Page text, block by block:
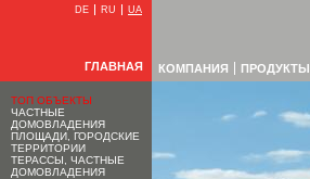
DE RU UA
ГЛАВНАЯ КОМПАНИЯ ПРОДУКТЫ
ТОП ОБЪЕКТЫ
ЧАСТНЫЕ
ДОМОВЛАДЕНИЯ
ПЛОЩАДИ, ГОРОДСКИЕ
ТЕРРИТОРИИ
ТЕРАССЫ, ЧАСТНЫЕ
ДОМОВЛАДЕНИЯ